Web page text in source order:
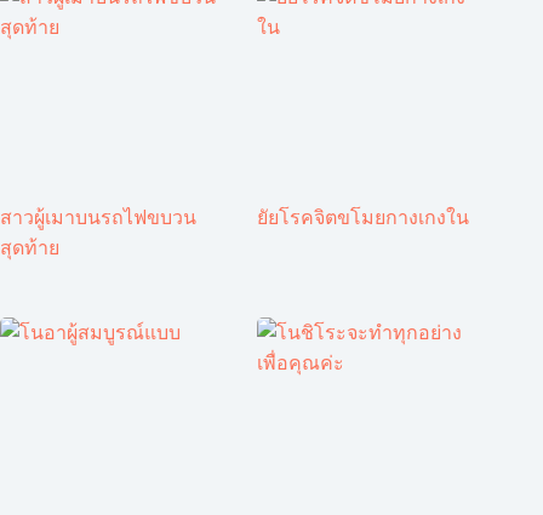
สาวผู้เมาบนรถไฟขบวน
สุดท้าย
ยัยโรคจิตขโมยกางเกงใน